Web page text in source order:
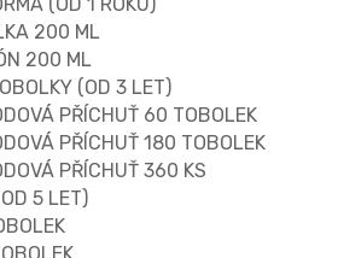
200 ML
200 ML
(OD 3 LET)
PŘÍCHUŤ 60 TOBOLEK
PŘÍCHUŤ 180 TOBOLEK
PŘÍCHUŤ 360 KS
5 LET)